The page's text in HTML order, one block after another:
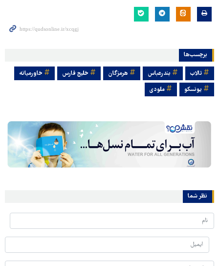
برچسب‌ها
تالاب بندرعباس هرمزگان خلیج فارس
خاورمیانه
یونسکو
ملودی
نظر شما